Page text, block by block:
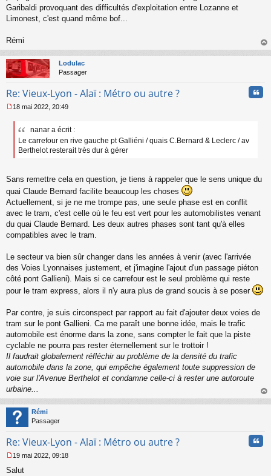
Garibaldi provoquant des difficultés d'exploitation entre Lozanne et
Limonest, c'est quand même bof...
Rémi
au
Lodulac
Passager
Re: Vieux-Lyon - Alaï : Métro ou autre ?
e
g
n
n
l
u
18 mai 2022, 20:49
nanar a écrit :
Le carrefour en rive gauche pt Galliéni / quais C.Bernard & Leclerc / av
Berthelot resterait très dur à gérer
Sans remettre cela en question, je tiens à rappeler que le sens unique du
quai Claude Bernard facilite beaucoup les choses
Actuellement, si je ne me trompe pas, une seule phase est en conflit
avec le tram, c'est celle où le feu est vert pour les automobilistes venant
du quai Claude Bernard. Les deux autres phases sont tant qu'à elles
compatibles avec le tram.
Le secteur va bien sûr changer dans les années à venir (avec l'arrivée
des Voies Lyonnaises justement, et j'imagine l'ajout d'un passage piéton
côté pont Gallieni). Mais si ce carrefour est le seul problème qui reste
pour le tram express, alors il n'y aura plus de grand soucis à se poser
Par contre, je suis circonspect par rapport au fait d'ajouter deux voies de
tram sur le pont Gallieni. Ca me paraît une bonne idée, mais le trafic
automobile est énorme dans la zone, sans compter le fait que la piste
cyclable ne pourra pas rester éternellement sur le trottoir !
Il faudrait globalement réfléchir au problème de la densité du trafic
automobile dans la zone, qui empêche également toute suppression de
voie sur l'Avenue Berthelot et condamne celle-ci à rester une autoroute
urbaine...
au
Rémi
Passager
Re: Vieux-Lyon - Alaï : Métro ou autre ?
e
19 mai 2022, 09:18
Salut